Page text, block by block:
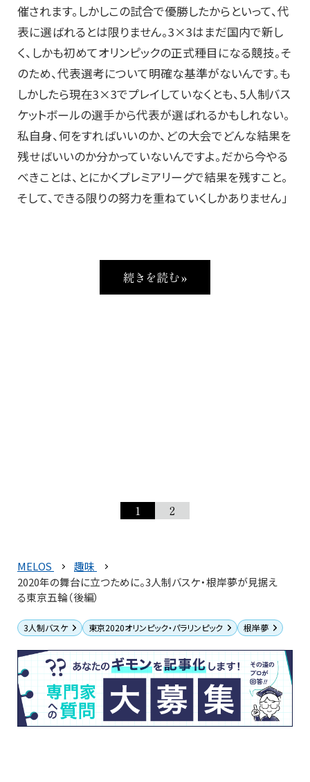
催されます。しかしこの試合で優勝したからといって、代
表に選ばれるとは限りません。3×3はまだ国内で新し
く、しかも初めてオリンピックの正式種目になる競技。そ
のため、代表選考について明確な基準がないんです。も
しかしたら現在3×3でプレイしていなくとも、5人制バス
ケットボールの選手から代表が選ばれるかもしれない。
私自身、何をすればいいのか、どの大会でどんな結果を
残せばいいのか分かっていないんですよ。だから今やる
べきことは、とにかくプレミアリーグで結果を残すこと。
そして、できる限りの努力を重ねていくしかありません」
続きを読む »
1 2
MELOS
趣味
2020年の舞台に立つために。3人制バスケ・根岸夢が見据え
る東京五輪（後編）
3人制バスケ 東京2020オリンピック・パラリンピック 根岸夢